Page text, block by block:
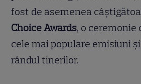
fost de asemenea
Choice Awards, o ceremonie
cele mai populare emisiuni
rândul tinerilor.